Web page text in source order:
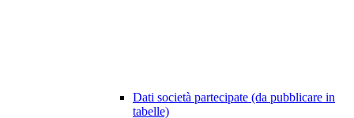
Dati società partecipate (da pubblicare in
tabelle)